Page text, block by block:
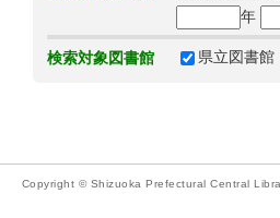
年
検索対象図書館 県立図書館
Copyright © Shizuoka Prefectural Central